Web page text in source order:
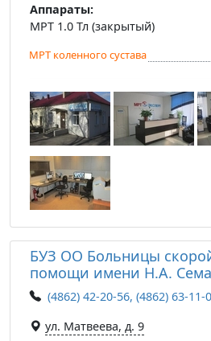
Аппараты:
МРТ 1.0 Тл (закрытый)
МРТ коленного сустава
БУЗ ОО Больницы
помощи имени Н.А.
(4862) 42-20-56, (4862) 63-11-
ул. Матвеева, д. 9